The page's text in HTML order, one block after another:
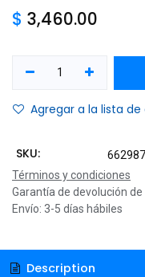
$ 3,460.00
Agregar a la lista de
SKU:
Términos y condiciones
Garantía de devolución de
Envío: 3-5 días hábiles
Description